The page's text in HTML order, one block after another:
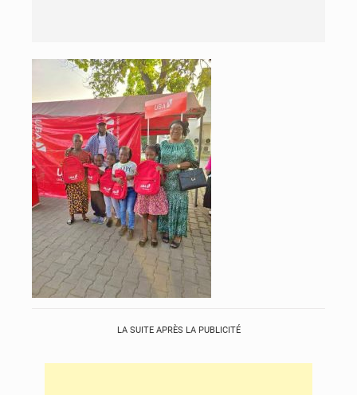
LA SUITE APRÈS LA PUBLICITÉ